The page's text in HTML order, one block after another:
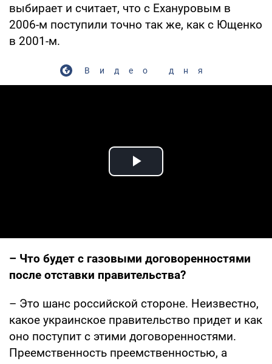
выбирает и считает, что с Ехануровым в
2006-м поступили точно так же, как с Ющенко
в 2001-м.
Видео дня
Play Video
– Что будет с газовыми договоренностями
после отставки правительства?
– Это шанс российской стороне. Неизвестно,
какое украинское правительство придет и как
оно поступит с этими договоренностями.
Преемственность преемственностью, а